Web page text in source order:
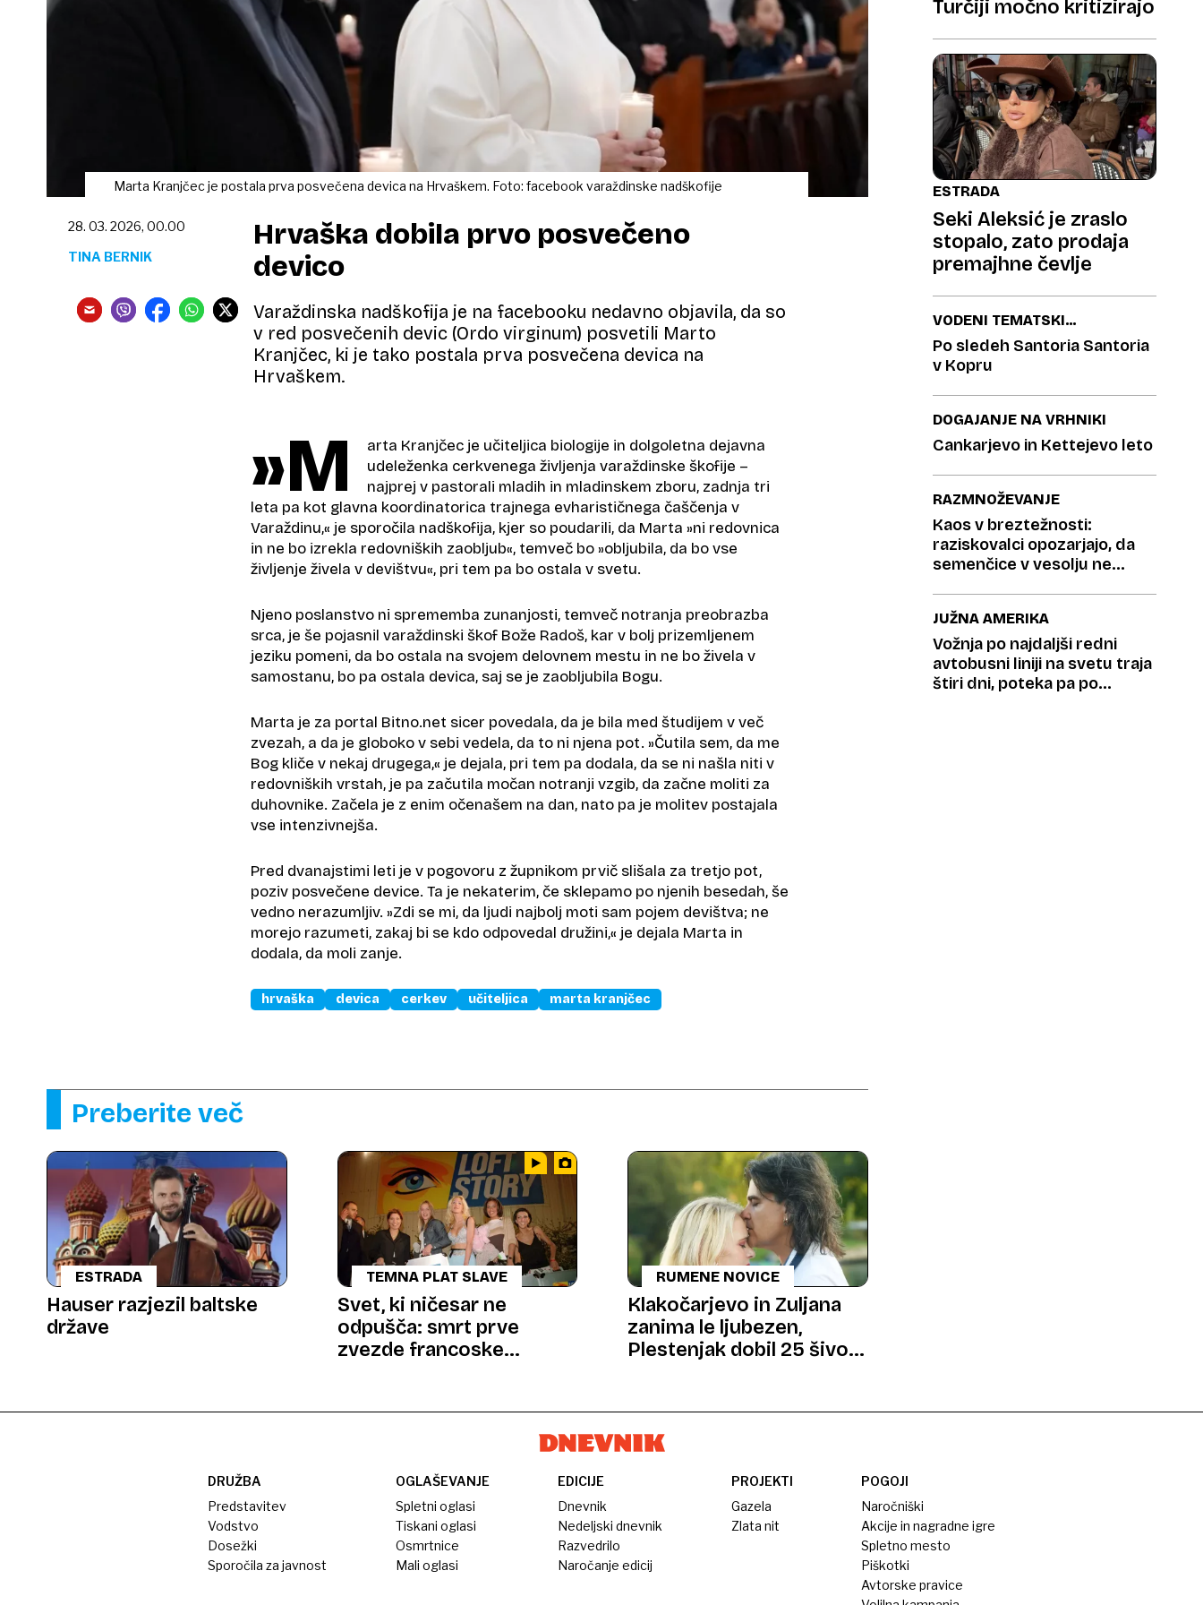
Marta Kranjčec je postala prva posvečena devica na Hrvaškem. Foto: facebook varaždinske nadškofije
Hrvaška dobila prvo posvečeno
devico
Varaždinska nadškofija je na facebooku nedavno objavila, da so
v red posvečenih devic (Ordo virginum) posvetili Marto
Kranjčec, ki je tako postala prva posvečena devica na
Hrvaškem.
28. 03. 2026, 00.00
TINA BERNIK
»M
arta Kranjčec je učiteljica biologije in dolgoletna dejavna
udeleženka cerkvenega življenja varaždinske škofije –
najprej v pastorali mladih in mladinskem zboru, zadnja tri
leta pa kot glavna koordinatorica trajnega evharističnega čaščenja v
Varaždinu,« je sporočila nadškofija, kjer so poudarili, da Marta »ni redovnica
in ne bo izrekla redovniških zaobljub«, temveč bo »obljubila, da bo vse
življenje živela v devištvu«, pri tem pa bo ostala v svetu.
Njeno poslanstvo ni sprememba zunanjosti, temveč notranja preobrazba
srca, je še pojasnil varaždinski škof Bože Radoš, kar v bolj prizemljenem
jeziku pomeni, da bo ostala na svojem delovnem mestu in ne bo živela v
samostanu, bo pa ostala devica, saj se je zaobljubila Bogu.
Marta je za portal Bitno.net sicer povedala, da je bila med študijem v več
zvezah, a da je globoko v sebi vedela, da to ni njena pot. »Čutila sem, da me
Bog kliče v nekaj drugega,« je dejala, pri tem pa dodala, da se ni našla niti v
redovniških vrstah, je pa začutila močan notranji vzgib, da začne moliti za
duhovnike. Začela je z enim očenašem na dan, nato pa je molitev postajala
vse intenzivnejša.
Pred dvanajstimi leti je v pogovoru z župnikom prvič slišala za tretjo pot,
poziv posvečene device. Ta je nekaterim, če sklepamo po njenih besedah, še
vedno nerazumljiv. »Zdi se mi, da ljudi najbolj moti sam pojem devištva; ne
morejo razumeti, zakaj bi se kdo odpovedal družini,« je dejala Marta in
dodala, da moli zanje.
hrvaška devica cerkev učiteljica marta kranjčec
Turčiji močno kritizirajo
ESTRADA
Seki Aleksić je zraslo
stopalo, zato prodaja
premajhne čevlje
VODENI TEMATSKI
SPREHOD
Po sledeh Santoria Santoria
v Kopru
DOGAJANJE NA VRHNIKI
Cankarjevo in Kettejevo leto
RAZMNOŽEVANJE
Kaos v breztežnosti:
raziskovalci opozarjajo, da
semenčice v vesolju ne
JUŽNA AMERIKA
Vožnja po najdaljši redni
avtobusni liniji na svetu traja
štiri dni, poteka pa po
Preberite več
ESTRADA
Hauser razjezil baltske
države
TEMNA PLAT SLAVE
Svet, ki ničesar ne
odpušča: smrt prve
zvezde francoske
RUMENE NOVICE
Klakočarjevo in Zuljana
zanima le ljubezen,
Plestenjak dobil 25 šivov,
DRUŽBA
Predstavitev
Vodstvo
Dosežki
Sporočila za javnost
OGLAŠEVANJE
Spletni oglasi
Tiskani oglasi
Osmrtnice
Mali oglasi
EDICIJE
Dnevnik
Nedeljski dnevnik
Razvedrilo
Naročanje edicij
PROJEKTI
Gazela
Zlata nit
POGOJI
Naročniški
Akcije in nagradne igre
Spletno mesto
Piškotki
Avtorske pravice